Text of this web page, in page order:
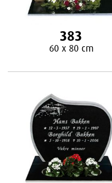
383
60 x 80 cm